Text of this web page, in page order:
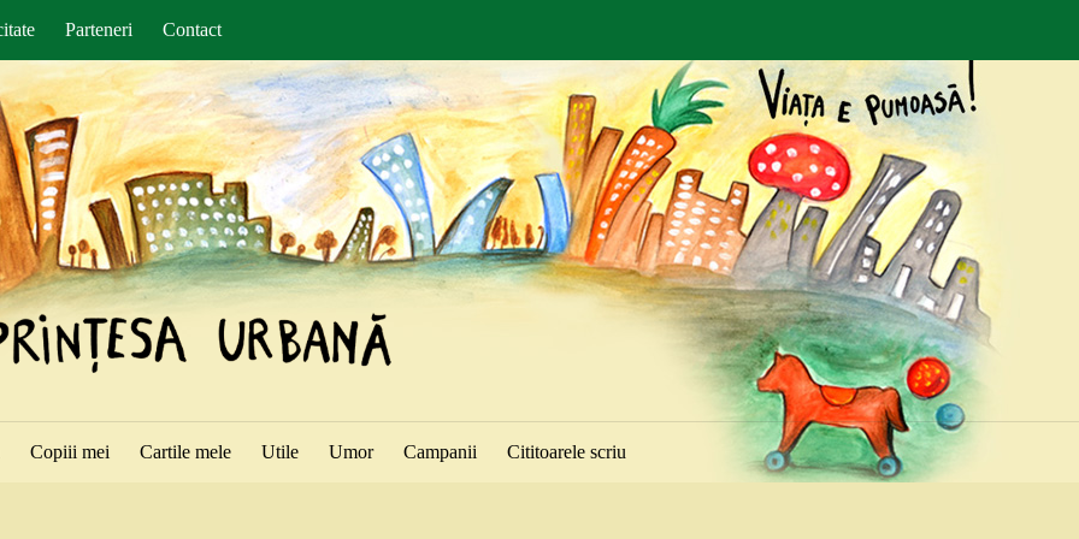
Parteneri Contact
Copiii mei Cartile mele Utile Umor Campanii Cititoarele scriu